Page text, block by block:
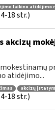
laikino atidėjimo
18 str.)
akcizų
atidėjimo...
akcizų
18 str.)